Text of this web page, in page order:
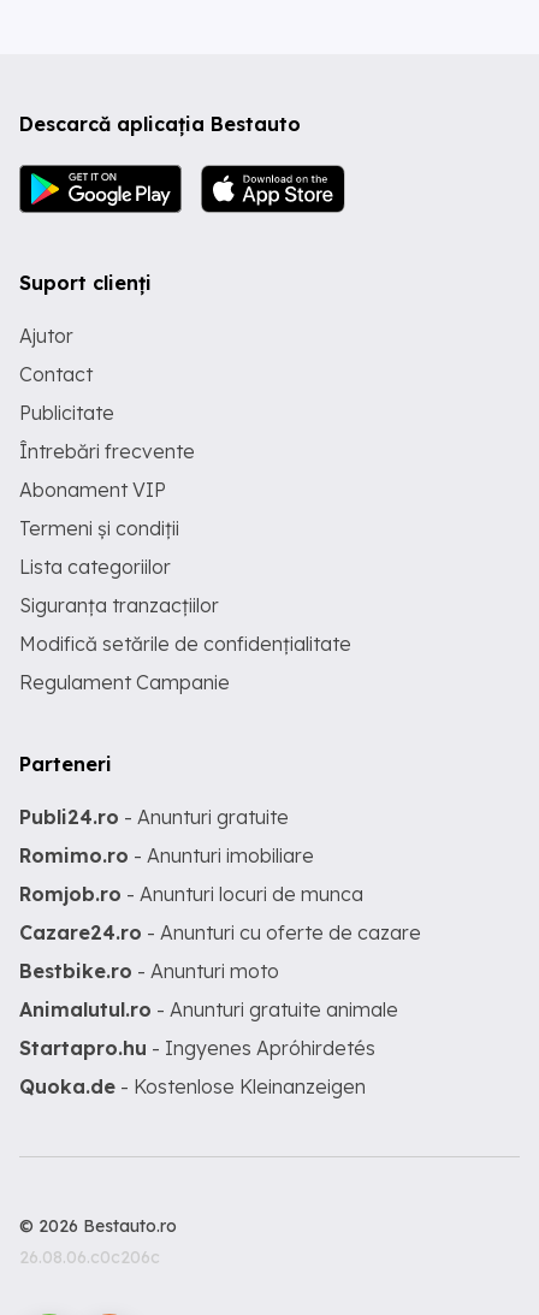
Descarcă aplicația Bestauto
Suport clienți
Ajutor
Contact
Publicitate
Întrebări frecvente
Abonament VIP
Termeni și condiții
Lista categoriilor
Siguranța tranzacțiilor
Modifică setările de confidențialitate
Regulament Campanie
Parteneri
Publi24.ro - Anunturi gratuite
Romimo.ro - Anunturi imobiliare
Romjob.ro - Anunturi locuri de munca
Cazare24.ro - Anunturi cu oferte de cazare
Bestbike.ro - Anunturi moto
Animalutul.ro - Anunturi gratuite animale
Startapro.hu - Ingyenes Apróhirdetés
Quoka.de - Kostenlose Kleinanzeigen
© 2026 Bestauto.ro
26.08.06.c0c206c